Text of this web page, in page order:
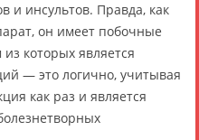
и инсультов. Правда, как
он имеет побочные
которых является
— это логично, учитывая
как раз и является